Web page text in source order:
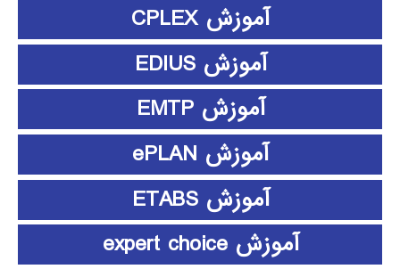
آموزش CPLEX
آموزش EDIUS
آموزش EMTP
آموزش ePLAN
آموزش ETABS
آموزش expert choice